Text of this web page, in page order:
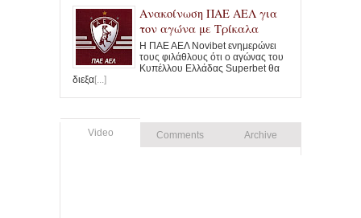
Ανακοίνωση ΠΑΕ ΑΕΛ για
τον αγώνα με Τρίκαλα
Η ΠΑΕ ΑΕΛ Novibet ενημερώνει
τους φιλάθλους ότι ο αγώνας του
Κυπέλλου Ελλάδας Superbet θα
διεξα[...]
Video Comments Archive